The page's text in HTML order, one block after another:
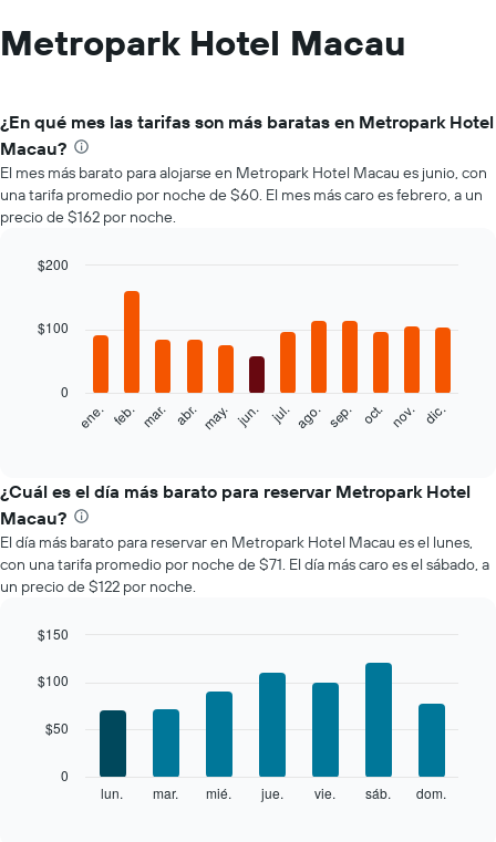
Metropark Hotel Macau
¿En qué mes las tarifas son más baratas en Metropark Hotel
Macau?
El mes más barato para alojarse en Metropark Hotel Macau es junio, con
una tarifa promedio por noche de $60. El mes más caro es febrero, a un
precio de $162 por noche.
with
siguiente
el
precio
promedio
de
una
habitación
mes
gráfico
eje
ene. feb. mar. abr. may. jun. jul. ago. sep. oct. nov. dic.
0
$100
$200
¿Cuál es el día más barato para reservar Metropark Hotel
Macau?
El día más barato para reservar en Metropark Hotel Macau es el lunes,
con una tarifa promedio por noche de $71. El día más caro es el sábado, a
un precio de $122 por noche.
chart
with
bars.
graphic.
lun. mar. mié. jue. vie. sáb. dom.
0
$50
$100
$150